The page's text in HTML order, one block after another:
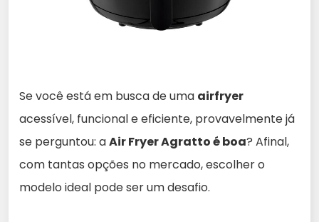
Se você está em busca de uma airfryer
acessível, funcional e eficiente, provavelmente já
se perguntou: aAir Fryer Agratto é boa? Afinal,
com tantas opções no mercado, escolher o
modelo ideal pode ser um desafio.